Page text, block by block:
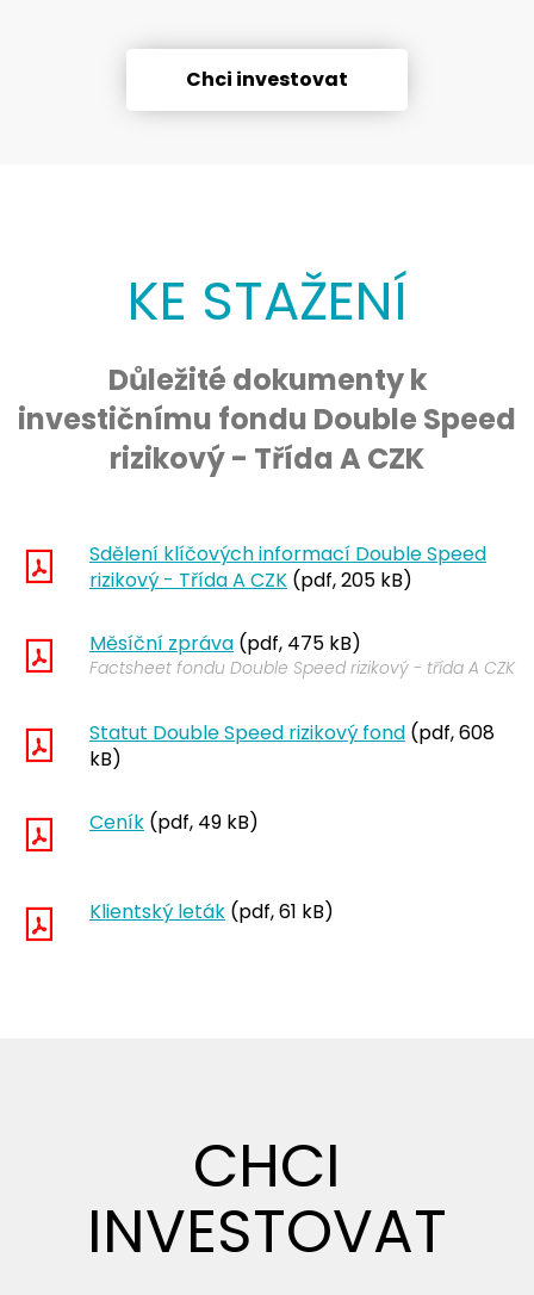
Chci investovat
KE STAŽENÍ
Důležité dokumenty k
investičnímu fondu Double Speed
rizikový - Třída A CZK
Sdělení klíčových informací Double Speed
rizikový - Třída A CZK (pdf, 205 kB)
Měsíční zpráva (pdf, 475 kB)
Factsheet fondu Double Speed rizikový - třída A CZK
Statut Double Speed rizikový fond (pdf, 608
kB)
Ceník (pdf, 49 kB)
Klientský leták (pdf, 61 kB)
CHCI
INVESTOVAT